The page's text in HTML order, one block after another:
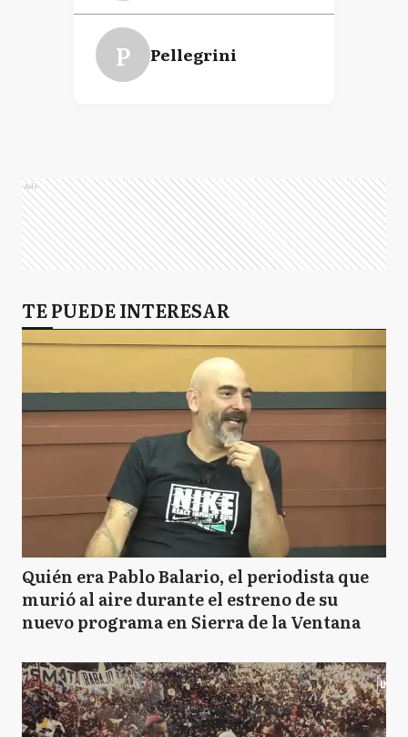
P Pellegrini
Ads
TE PUEDE INTERESAR
Quién era Pablo Balario, el periodista que
murió al aire durante el estreno de su
nuevo programa en Sierra de la Ventana